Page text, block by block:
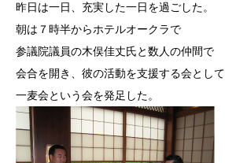
昨日は一日、充実した一日を過ごした。
朝は７時半からホテルオークラで
参議院議員の木俣佳丈氏と数人の仲間で
会合を開き、彼の活動を支援する会として
一麦会という会を発足した。